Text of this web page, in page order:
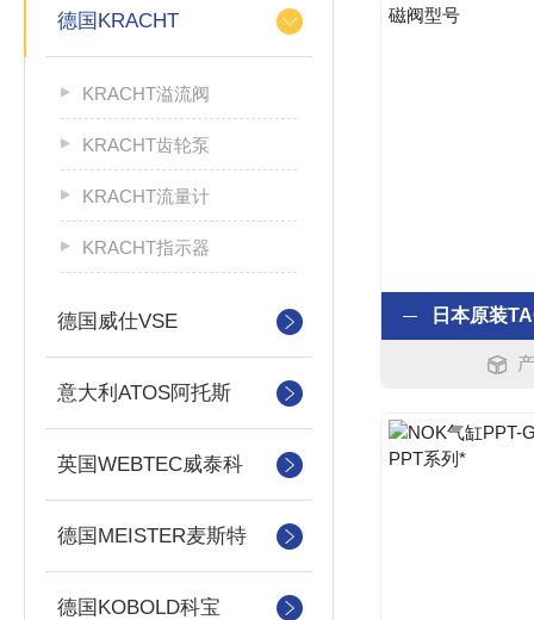
德国KRACHT
KRACHT溢流阀
KRACHT齿轮泵
KRACHT流量计
KRACHT指示器
德国威仕VSE
意大利ATOS阿托斯
英国WEBTEC威泰科
德国MEISTER麦斯特
德国KOBOLD科宝